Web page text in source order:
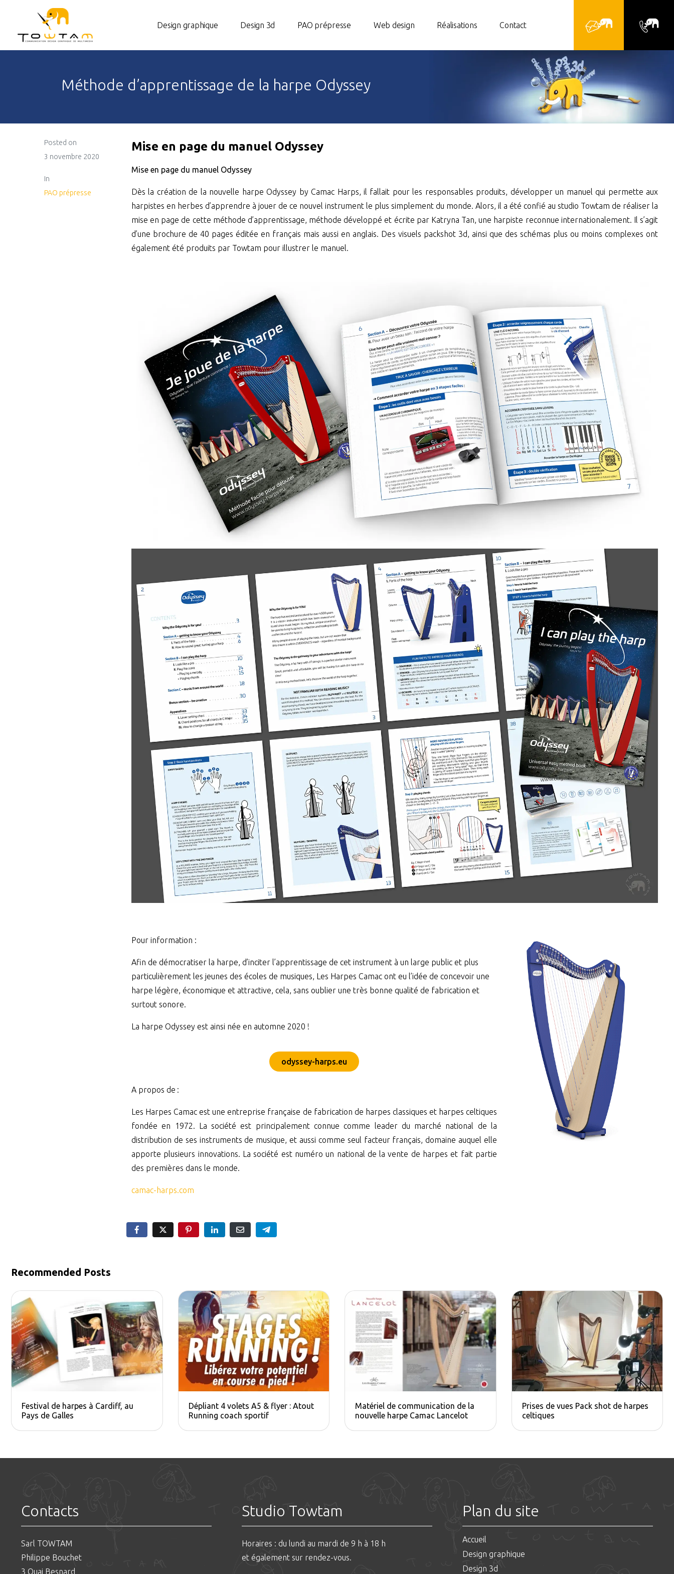
Design graphique Design 3d PAO prépresse Web design Réalisations Contact
Méthode d’apprentissage de la harpe Odyssey
Posted on
3 novembre 2020
In
PAO prépresse
Mise en page du manuel Odyssey
Mise en page du manuel Odyssey
Dès la création de la nouvelle harpe Odyssey by Camac Harps, il fallait pour les responsables produits, développer un manuel qui permette aux
harpistes en herbes d’apprendre à jouer de ce nouvel instrument le plus simplement du monde. Alors, il a été confié au studio Towtam de réaliser la
mise en page de cette méthode d’apprentissage, méthode développé et écrite par Katryna Tan, une harpiste reconnue internationalement. Il s’agit
d’une brochure de 40 pages éditée en français mais aussi en anglais. Des visuels packshot 3d, ainsi que des schémas plus ou moins complexes ont
également été produits par Towtam pour illustrer le manuel.
Pour information :
Afin de démocratiser la harpe, d’inciter l’apprentissage de cet instrument à un large public et plus
particulièrement les jeunes des écoles de musiques, Les Harpes Camac ont eu l’idée de concevoir une
harpe légère, économique et attractive, cela, sans oublier une très bonne qualité de fabrication et
surtout sonore.
La harpe Odyssey est ainsi née en automne 2020 !
odyssey-harps.eu
A propos de :
Les Harpes Camac est une entreprise française de fabrication de harpes classiques et harpes celtiques
fondée en 1972. La société est principalement connue comme leader du marché national de la
distribution de ses instruments de musique, et aussi comme seul facteur français, domaine auquel elle
apporte plusieurs innovations. La société est numéro un national de la vente de harpes et fait partie
des premières dans le monde.
camac-harps.com
Recommended Posts
Festival de harpes à Cardiff, au
Pays de Galles
Dépliant 4 volets A5 & flyer : Atout
Running coach sportif
Matériel de communication de la
nouvelle harpe Camac​ Lancelot
Prises de vues Pack shot de harpes
celtiques
Contacts
Sarl TOWTAM
Philippe Bouchet
3 Quai Besnard
Studio Towtam
Horaires : du lundi au mardi de 9 h à 18 h
et également sur rendez-vous.
Plan du site
Accueil
Design graphique
Design 3d